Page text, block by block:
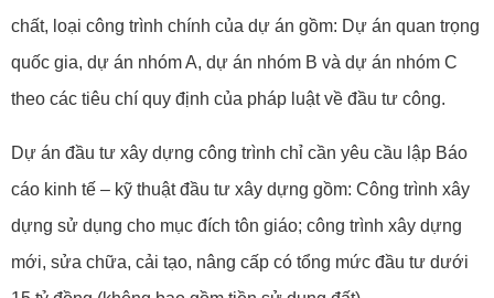
chất, loại công trình chính của dự án gồm: Dự án quan trọng
quốc gia, dự án nhóm A, dự án nhóm B và dự án nhóm C
theo các tiêu chí quy định của pháp luật về đầu tư công.
Dự án đầu tư xây dựng công trình chỉ cần yêu cầu lập Báo
cáo kinh tế – kỹ thuật đầu tư xây dựng gồm: Công trình xây
dựng sử dụng cho mục đích tôn giáo; công trình xây dựng
mới, sửa chữa, cải tạo, nâng cấp có tổng mức đầu tư dưới